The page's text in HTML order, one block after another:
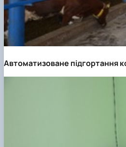
Автоматизоване підгортання